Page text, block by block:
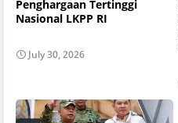
Penghargaan Tertinggi
Nasional LKPP RI
July 30, 2026